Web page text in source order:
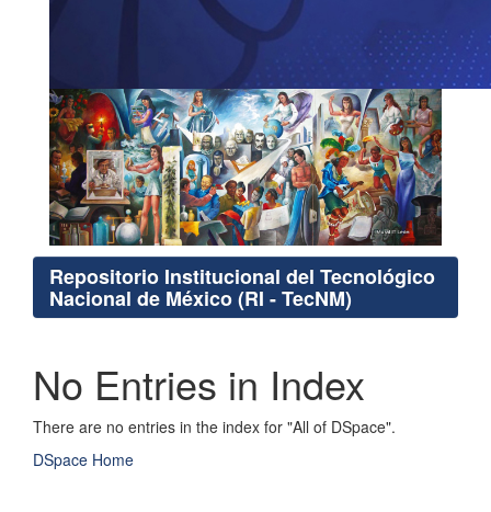
Repositorio Institucional del Tecnológico
Nacional de México (RI - TecNM)
No Entries in Index
There are no entries in the index for "All of DSpace".
DSpace Home